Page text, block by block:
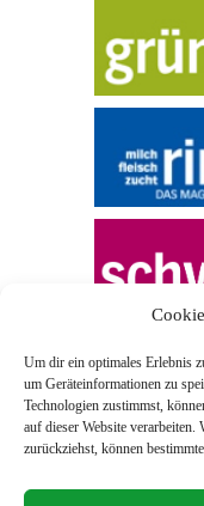
Um dir ein optimales Erlebnis
um Geräteinformationen zu
Technologien zustimmst,
auf dieser Website
zurückziehst, können